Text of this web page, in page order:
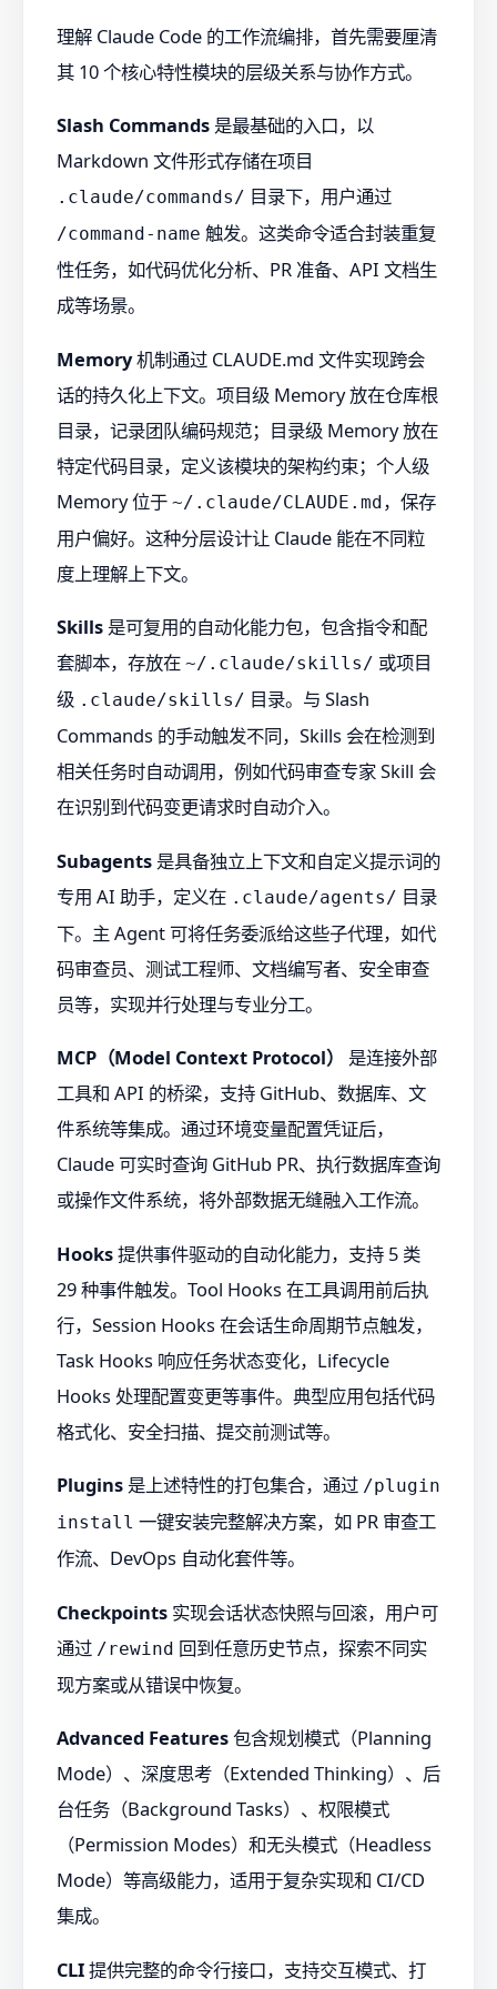
理解 Claude Code 的工作流编排，首先需要厘清
其 10 个核心特性模块的层级关系与协作方式。
Slash Commands 是最基础的入口，以
Markdown 文件形式存储在项目
.claude/commands/ 目录下，用户通过
/command-name 触发。这类命令适合封装重复
性任务，如代码优化分析、PR 准备、API 文档生
成等场景。
Memory机制通过 CLAUDE.md 文件实现跨会
话的持久化上下文。项目级 Memory 放在仓库根
目录，记录团队编码规范；目录级 Memory 放在
特定代码目录，定义该模块的架构约束；个人级
Memory 位于 ~/.claude/CLAUDE.md ，保存
用户偏好。这种分层设计让 Claude 能在不同粒
度上理解上下文。
Skills 是可复用的自动化能力包，包含指令和配
套脚本，存放在 ~/.claude/skills/ 或项目
级 .claude/skills/ 目录。与 Slash
Commands 的手动触发不同，Skills 会在检测到
相关任务时自动调用，例如代码审查专家 Skill 会
在识别到代码变更请求时自动介入。
Subagents 是具备独立上下文和自定义提示词的
专用 AI 助手，定义在 .claude/agents/ 目录
下。主 Agent 可将任务委派给这些子代理，如代
码审查员、测试工程师、文档编写者、安全审查
员等，实现并行处理与专业分工。
MCP（Model Context Protocol）
是连接外部
工具和 API 的桥梁，支持 GitHub、数据库、文
件系统等集成。通过环境变量配置凭证后，
Claude 可实时查询 GitHub PR、执行数据库查询
或操作文件系统，将外部数据无缝融入工作流。
Hooks提供事件驱动的自动化能力，支持 5 类
29 种事件触发。Tool Hooks 在工具调用前后执
行，Session Hooks 在会话生命周期节点触发，
Task Hooks 响应任务状态变化，Lifecycle
Hooks 处理配置变更等事件。典型应用包括代码
格式化、安全扫描、提交前测试等。
Plugins 是上述特性的打包集合，通过 /plugin
install 一键安装完整解决方案，如 PR 审查工
作流、DevOps 自动化套件等。
Checkpoints 实现会话状态快照与回滚，用户可
通过 /rewind 回到任意历史节点，探索不同实
现方案或从错误中恢复。
Advanced Features包含规划模式（Planning
Mode）、深度思考（Extended Thinking）、后
台任务（Background Tasks）、权限模式
（Permission Modes）和无头模式（Headless
Mode）等高级能力，适用于复杂实现和 CI/CD
集成。
CLI提供完整的命令行接口，支持交互模式、打